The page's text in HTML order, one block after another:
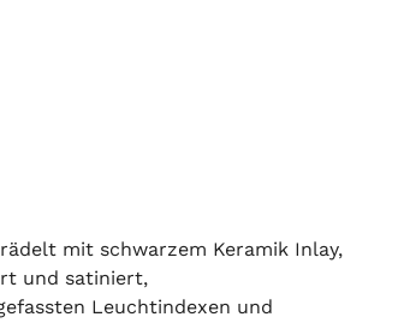
mit schwarzem Keramik Inlay,
und satiniert,
Leuchtindexen und